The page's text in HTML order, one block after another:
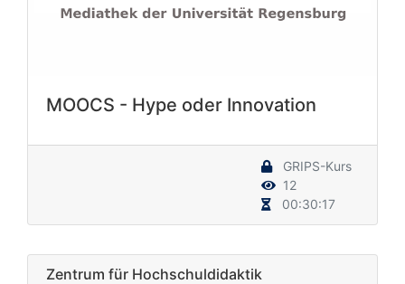
MOOCS - Hype oder Innovation
GRIPS-Kurs
12
00:30:17
Zentrum für Hochschuldidaktik